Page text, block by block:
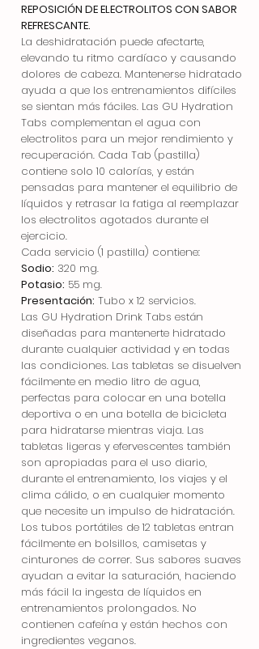
REPOSICIÓN DE ELECTROLITOS CON SABOR
REFRESCANTE.
La deshidratación puede afectarte,
elevando tu ritmo cardíaco y causando
dolores de cabeza. Mantenerse hidratado
ayuda a que los entrenamientos difíciles
se sientan más fáciles. Las GU Hydration
Tabs complementan el agua con
electrolitos para un mejor rendimiento y
recuperación. Cada Tab (pastilla)
contiene solo 10 calorías, y están
pensadas para mantener el equilibrio de
líquidos y retrasar la fatiga al reemplazar
los electrolitos agotados durante el
ejercicio.
Cada servicio (1 pastilla) contiene:
Sodio: 320 mg.
Potasio: 55 mg.
Presentación: Tubo x 12 servicios.
Las GU Hydration Drink Tabs están
diseñadas para mantenerte hidratado
durante cualquier actividad y en todas
las condiciones. Las tabletas se disuelven
fácilmente en medio litro de agua,
perfectas para colocar en una botella
deportiva o en una botella de bicicleta
para hidratarse mientras viaja. Las
tabletas ligeras y efervescentes también
son apropiadas para el uso diario,
durante el entrenamiento, los viajes y el
clima cálido, o en cualquier momento
que necesite un impulso de hidratación.
Los tubos portátiles de 12 tabletas entran
fácilmente en bolsillos, camisetas y
cinturones de correr. Sus sabores suaves
ayudan a evitar la saturación, haciendo
más fácil la ingesta de líquidos en
entrenamientos prolongados. No
contienen cafeína y están hechos con
ingredientes veganos.